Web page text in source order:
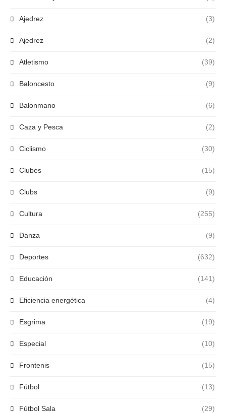
Ajedrez (3)
Ajedrez (2)
Atletismo (39)
Baloncesto (9)
Balonmano (6)
Caza y Pesca (2)
Ciclismo (30)
Clubes (15)
Clubs (9)
Cultura (255)
Danza (9)
Deportes (632)
Educación (141)
Eficiencia energética (4)
Esgrima (19)
Especial (10)
Frontenis (15)
Fútbol (13)
Fútbol Sala (29)